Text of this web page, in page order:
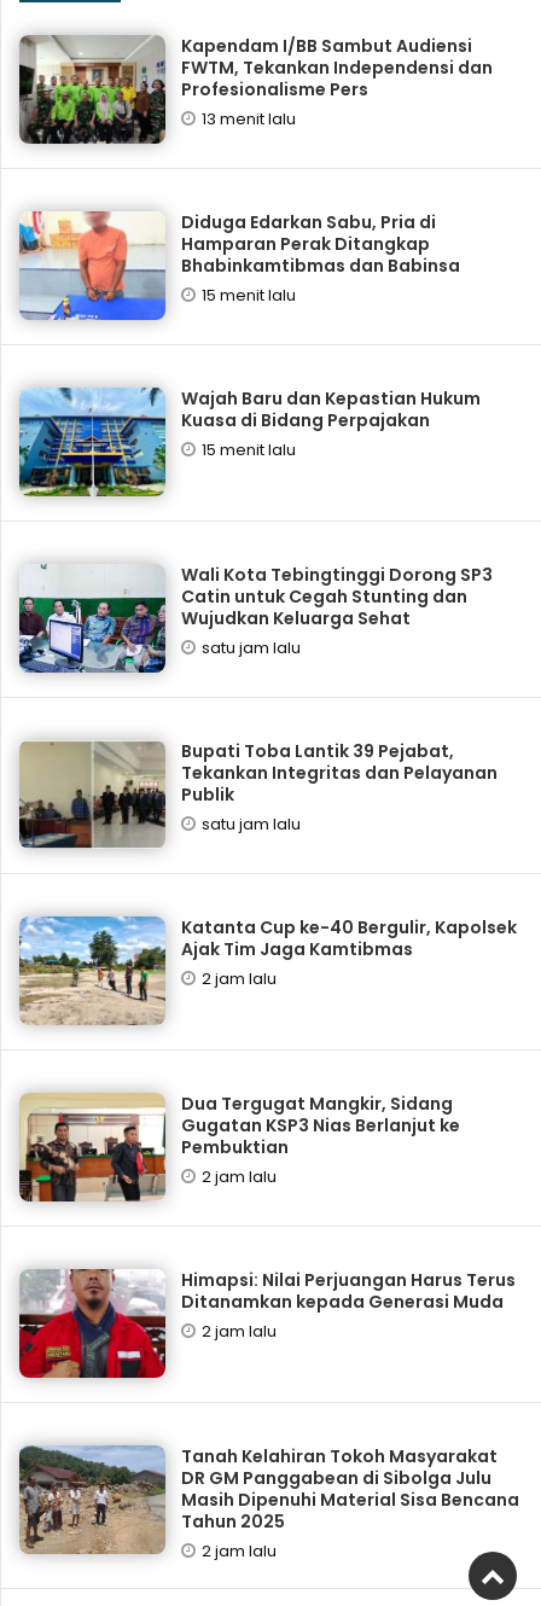
Kapendam I/BB Sambut Audiensi
FWTM, Tekankan Independensi dan
Profesionalisme Pers
13 menit lalu
Diduga Edarkan Sabu, Pria di
Hamparan Perak Ditangkap
Bhabinkamtibmas dan Babinsa
15 menit lalu
Wajah Baru dan Kepastian Hukum
Kuasa di Bidang Perpajakan
15 menit lalu
Wali Kota Tebingtinggi Dorong SP3
Catin untuk Cegah Stunting dan
Wujudkan Keluarga Sehat
satu jam lalu
Bupati Toba Lantik 39 Pejabat,
Tekankan Integritas dan Pelayanan
Publik
satu jam lalu
Katanta Cup ke-40 Bergulir, Kapolsek
Ajak Tim Jaga Kamtibmas
2 jam lalu
Dua Tergugat Mangkir, Sidang
Gugatan KSP3 Nias Berlanjut ke
Pembuktian
2 jam lalu
Himapsi: Nilai Perjuangan Harus Terus
Ditanamkan kepada Generasi Muda
2 jam lalu
Tanah Kelahiran Tokoh Masyarakat
DR GM Panggabean di Sibolga Julu
Masih Dipenuhi Material Sisa Bencana
Tahun 2025
2 jam lalu